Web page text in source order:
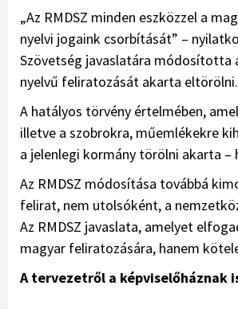
„Az RMDSZ minden eszközzel a
nyelvi jogaink csorbítását” –
Szövetség javaslatára módosította
nyelvű feliratozását akarta eltörölni.
A hatályos törvény értelmében,
illetve a szobrokra, műemlékekre
a jelenlegi kormány törölni akarta
Az RMDSZ módosítása továbbá
felirat, nem utolsóként, a
Az RMDSZ javaslata, amelyet
magyar feliratozására, hanem
A tervezetről a képviselőháznak